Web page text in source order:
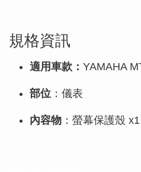
規格資訊
適用車款： YAMAHA
部位 ：儀表
內容物 ：螢幕保護殼 x1